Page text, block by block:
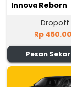
Innova Reborn
Dropoff
Rp
Pesan